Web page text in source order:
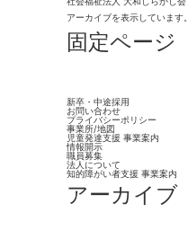
アーカイブを表示しています。
固定ページ
新卒・中途採用
お問い合わせ
プライバシーポリシー
事業所/地図
児童発達支援 事業案内
情報開示
職員募集
法人について
知的障がい者支援 事業案内
アーカイブ